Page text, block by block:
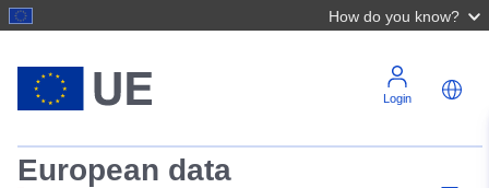
How do you know?
Login
European data